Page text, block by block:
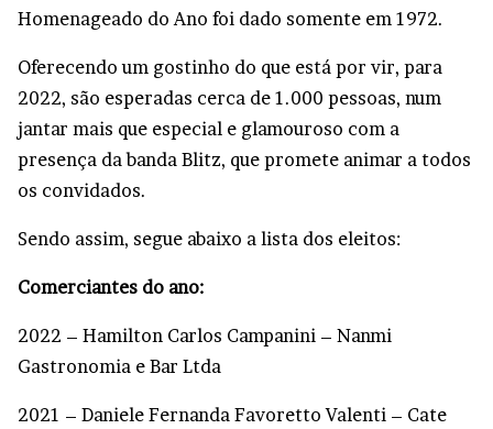
Homenageado do Ano foi dado somente em 1972.
Oferecendo um gostinho do que está por vir, para
2022, são esperadas cerca de 1.000 pessoas, num
jantar mais que especial e glamouroso com a
presença da banda Blitz, que promete animar a todos
os convidados.
Sendo assim, segue abaixo a lista dos eleitos:
Comerciantes do ano:
2022 – Hamilton Carlos Campanini – Nanmi
Gastronomia e Bar Ltda
2021 – Daniele Fernanda Favoretto Valenti – Cate